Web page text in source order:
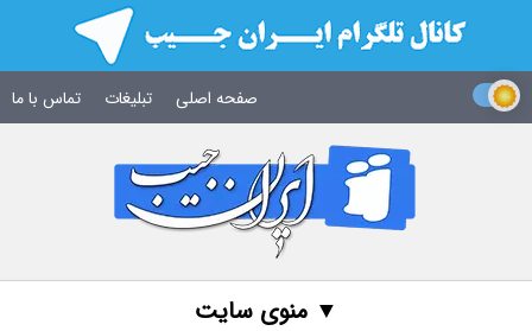
صفحه اصلی تبلیغات تماس با ما
▼ منوی سایت